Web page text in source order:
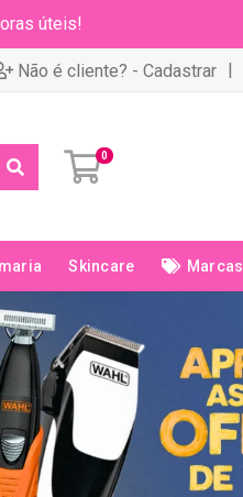
úteis!
Não é cliente? - Cadastrar |
0
Skincare Marcas